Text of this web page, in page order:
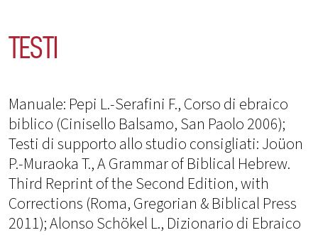
TESTI
Manuale: Pepi L.-Serafini F., Corso di ebraico
biblico (Cinisello Balsamo, San Paolo 2006);
Testi di supporto allo studio consigliati: Joüon
P.-Muraoka T., A Grammar of Biblical Hebrew.
Third Reprint of the Second Edition, with
Corrections (Roma, Gregorian & Biblical Press
2011); Alonso Schökel L., Dizionario di Ebraico